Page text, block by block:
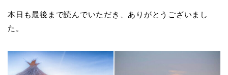
本日も最後まで読んでいただき、ありがとうございまし
た。